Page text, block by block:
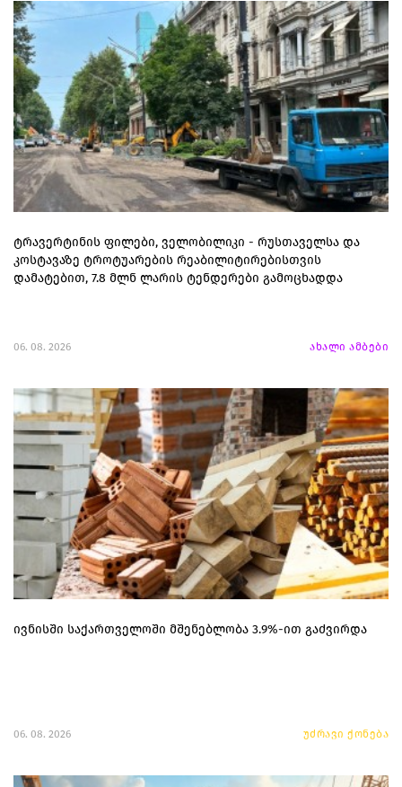
ტრავერტინის ფილები, ველობილიკი - რუსთაველსა და
კოსტავაზე ტროტუარების რეაბილიტირებისთვის
დამატებით, 7.8 მლნ ლარის ტენდერები გამოცხადდა
06. 08. 2026 ახალი ამბები
ივნისში საქართველოში მშენებლობა 3.9%-ით გაძვირდა
06. 08. 2026 უძრავი ქონება